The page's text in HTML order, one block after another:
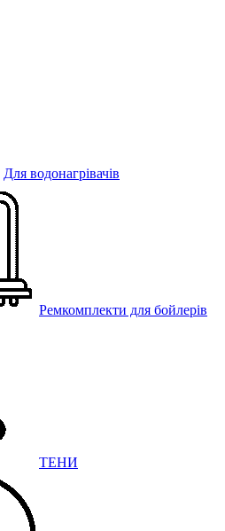
Для водонагрівачів
Ремкомплекти для бойлерів
ТЕНИ